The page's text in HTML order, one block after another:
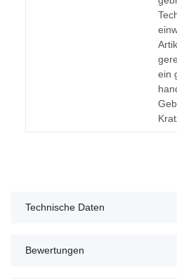
ein
Technische Daten
Bewertungen